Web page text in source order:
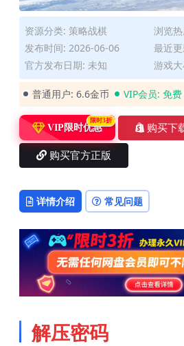
资源分类: 策略战棋
浏览
发布时间: 2026-06-06
最近
官方发布日期: 未知
游戏
普通用户: 6.6金币 VIP会员: 免费
VIP限时优惠
限时3折
购买下
购买官方正版
详情介绍 常见问题
解压密码